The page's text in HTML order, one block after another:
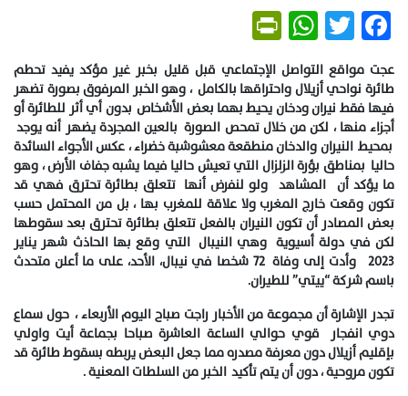
Facebook
Twitter
WhatsApp
عجت مواقع التواصل الإجتماعي قبل قليل بخبر غير مؤكد يفيد تحطم
طائرة نواحي أزيلال واحتراقها بالكامل ، وهو الخبر المرفوق بصورة تضهر
فيها فقط نيران ودخان يحيط بهما بعض الأشخاص بدون أي أثر للطائرة أو
أجزاء منها ، لكن من خلال تمحص الصورة بالعين المجردة يضهر أنه يوجد
بمحيط النيران والدخان منطقعة معشوشبة خضراء ، عكس الأجواء السائدة
حاليا بمناطق بؤرة الزلزال التي تعيش حاليا فيما يشبه جفاف الأرض ، وهو
ما يؤكد أن المشاهد ولو لنفرض أنها تتعلق بطائرة تحترق فهي قد
تكون وقعت خارج المغرب ولا علاقة للمغرب بها ، بل من المحتمل حسب
بعض المصادر أن تكون النيران بالفعل تتعلق بطائرة تحترق بعد سقوطها
لكن في دولة أسيوية وهي النيبال التي وقع بها الحاذث شهر يناير
2023 وأدت إلى وفاة 72 شخصا في نيبال، الأحد، على ما أعلن متحدث
باسم شركة “ييتي” للطيران.
تجدر الإشارة أن مجموعة من الأخبار راجت صباح اليوم الأربعاء ، حول سماع
دوي انفجار قوي حوالي الساعة العاشرة صباحا بجماعة أيت واولي
بإقليم أزيلال دون معرفة مصدره مما جعل البعض يربطه بسقوط طائرة قد
تكون مروحية ، دون أن يتم تأكيد الخبر من السلطات المعنية .